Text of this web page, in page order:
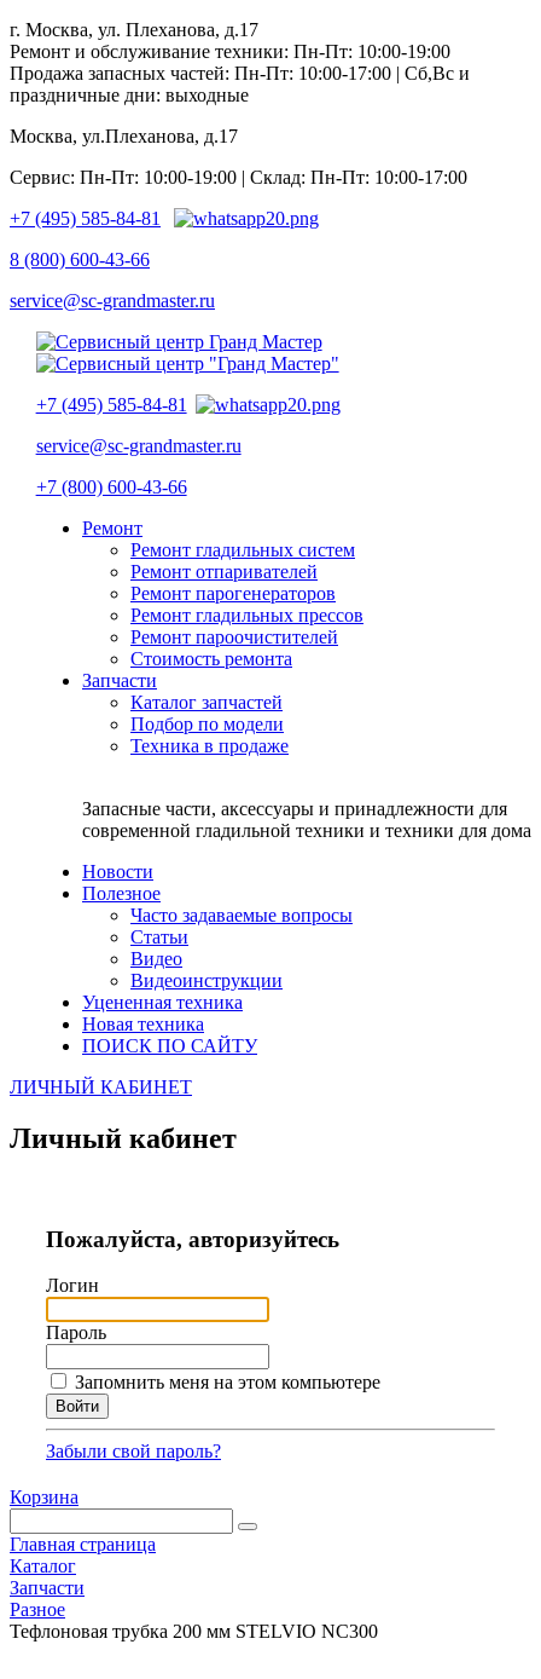
г. Москва, ул. Плеханова, д.17
Ремонт и обслуживание техники: Пн-Пт: 10:00-19:00
Продажа запасных частей: Пн-Пт: 10:00-17:00 | Сб,Вс и
праздничные дни: выходные
Москва, ул.Плеханова, д.17
Сервис: Пн-Пт: 10:00-19:00 | Склад: Пн-Пт: 10:00-17:00
+7 (495) 585-84-81
8 (800) 600-43-66
service@sc-grandmaster.ru
+7 (495) 585-84-81
service@sc-grandmaster.ru
+7 (800) 600-43-66
Ремонт
Ремонт гладильных систем
Ремонт отпаривателей
Ремонт парогенераторов
Ремонт гладильных прессов
Ремонт пароочистителей
Стоимость ремонта
Запчасти
Каталог запчастей
Подбор по модели
Техника в продаже
Запасные части, аксессуары и принадлежности для
современной гладильной техники и техники для дома
Новости
Полезное
Часто задаваемые вопросы
Статьи
Видео
Видеоинструкции
Уцененная техника
Новая техника
ПОИСК ПО САЙТУ
ЛИЧНЫЙ КАБИНЕТ
Личный кабинет
Пожалуйста, авторизуйтесь
Логин
Пароль
Запомнить меня на этом компьютере
Забыли свой пароль?
Корзина
Главная страница
Каталог
Запчасти
Разное
Тефлоновая трубка 200 мм STELVIO NC300